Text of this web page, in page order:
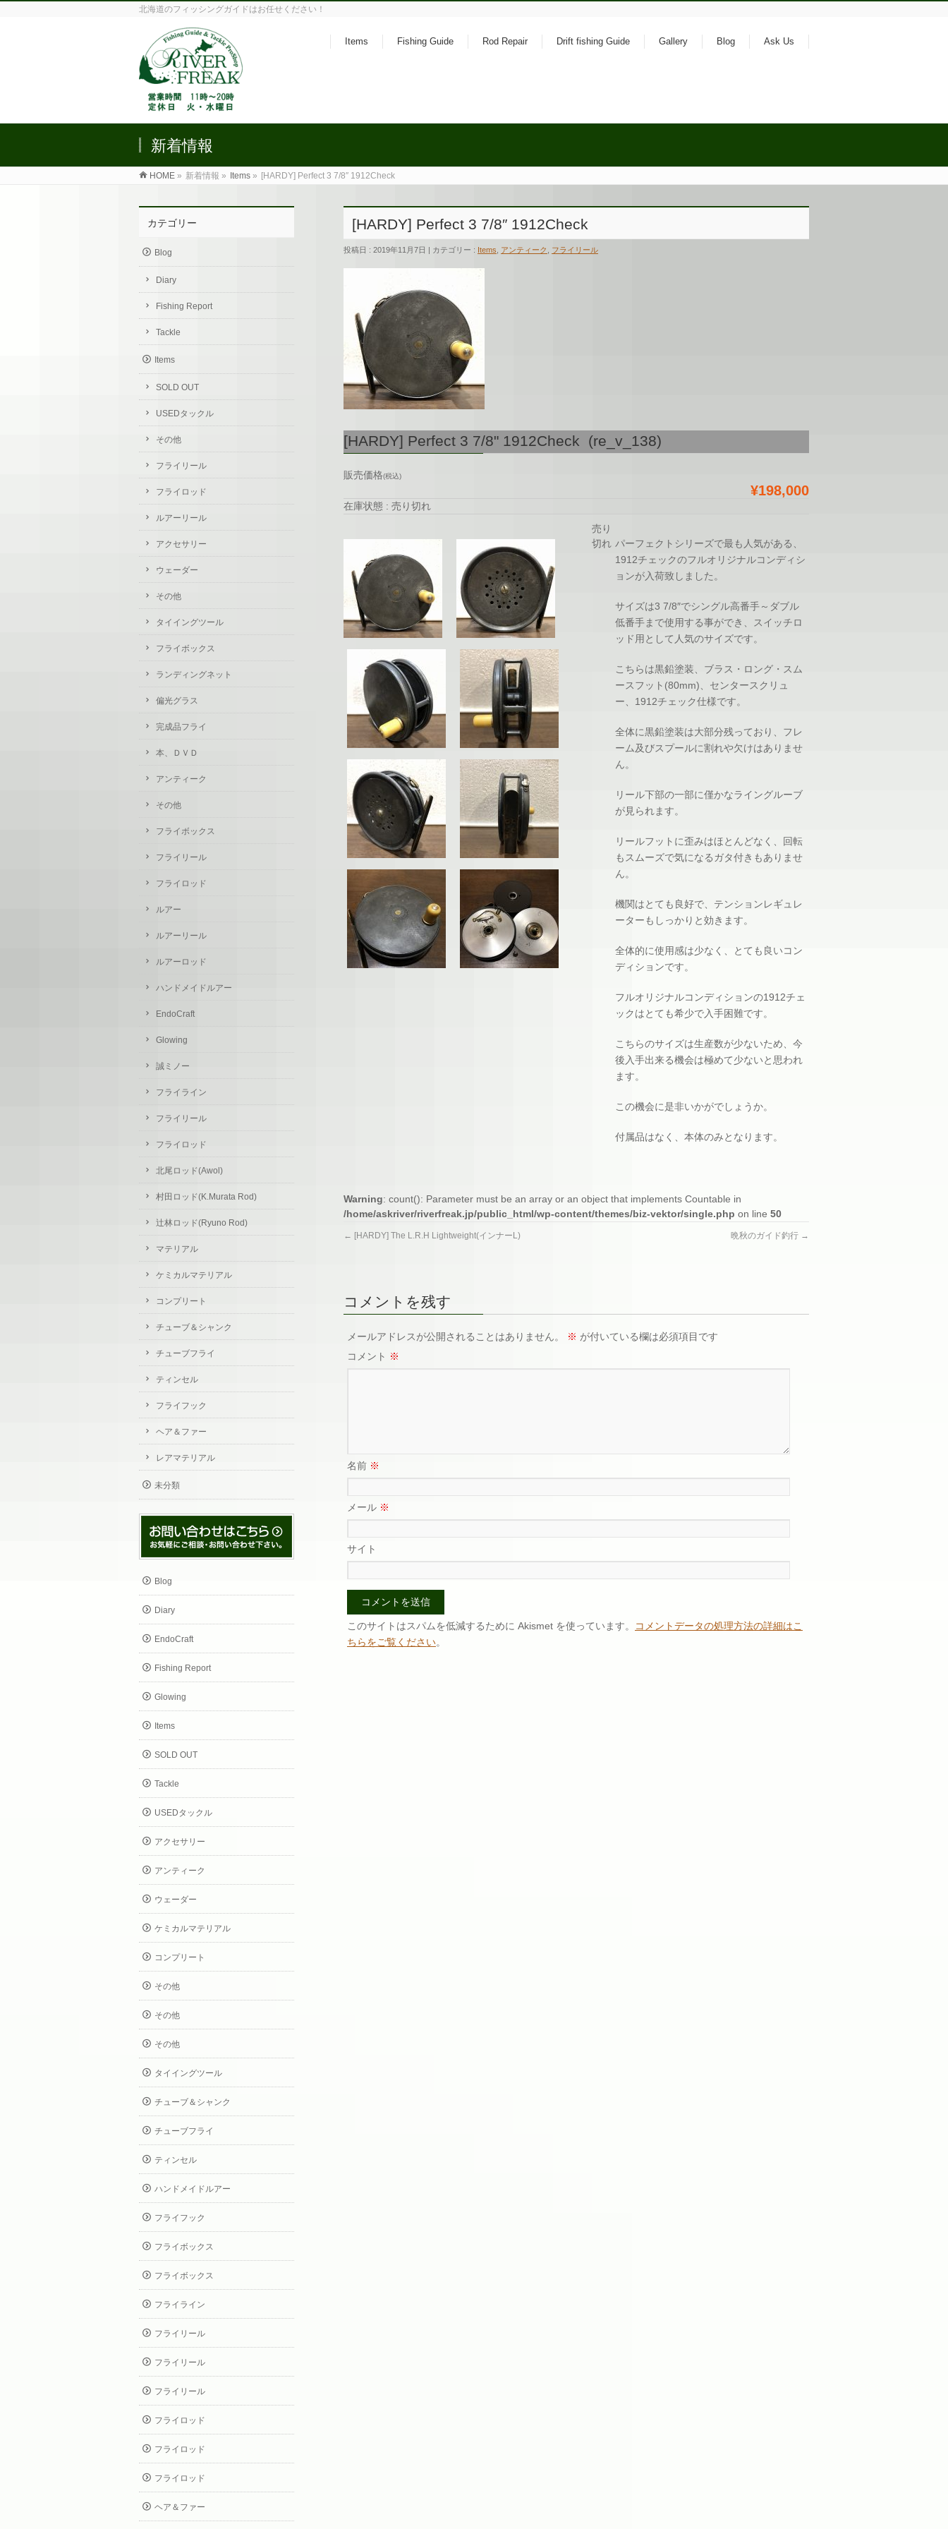
北海道のフィッシングガイドはお任せください！
Items Fishing Guide Rod Repair Drift fishing Guide Gallery Blog Ask Us
新着情報
HOME » 新着情報 » Items » [HARDY] Perfect 3 7/8″ 1912Check
[HARDY] Perfect 3 7/8″ 1912Check
投稿日 : 2019年11月7日 | カテゴリー : Items アンティーク フライリール
[HARDY] Perfect 3 7/8" 1912Check (re_v_138)
販売価格(税込)
¥198,000
在庫状態 : 売り切れ
パーフェクトシリーズで最も人気がある、
1912チェックのフルオリジナルコンディシ
ョンが入荷致しました。
サイズは3 7/8″でシングル高番手～ダブル
低番手まで使用する事ができ、スイッチロ
ッド用として人気のサイズです。
こちらは黒鉛塗装、ブラス・ロング・スム
ースフット(80mm)、センタースクリュ
ー、1912チェック仕様です。
全体に黒鉛塗装は大部分残っており、フレ
ーム及びスプールに割れや欠けはありませ
ん。
リール下部の一部に僅かなライングルーブ
が見られます。
リールフットに歪みはほとんどなく、回転
もスムーズで気になるガタ付きもありませ
ん。
機関はとても良好で、テンションレギュレ
ーターもしっかりと効きます。
全体的に使用感は少なく、とても良いコン
ディションです。
フルオリジナルコンディションの1912チェ
ックはとても希少で入手困難です。
こちらのサイズは生産数が少ないため、今
後入手出来る機会は極めて少ないと思われ
ます。
この機会に是非いかがでしょうか。
付属品はなく、本体のみとなります。
売り
切れ
Warning: count(): Parameter must be an array or an object that implements Countable in
/home/askriver/riverfreak.jp/public_html/wp-content/themes/biz-vektor/single.php on line 50
← [HARDY] The L.R.H Lightweight(インナーL) 晩秋のガイド釣行 →
コメントを残す
メールアドレスが公開されることはありません。 ※ が付いている欄は必須項目です
コメント ※
名前 ※
メール ※
サイト
このサイトはスパムを低減するために Akismet を使っています。
コメントデータの処理方法の詳細はこ
ちらをご覧ください。
カテゴリー
Blog
Diary
Fishing Report
Tackle
Items
SOLD OUT
USEDタックル
その他
フライリール
フライロッド
ルアーリール
アクセサリー
ウェーダー
その他
タイイングツール
フライボックス
ランディングネット
偏光グラス
完成品フライ
本、ＤＶＤ
アンティーク
その他
フライボックス
フライリール
フライロッド
ルアー
ルアーリール
ルアーロッド
ハンドメイドルアー
EndoCraft
Glowing
誠ミノー
フライライン
フライリール
フライロッド
北尾ロッド(Awol)
村田ロッド(K.Murata Rod)
辻林ロッド(Ryuno Rod)
マテリアル
ケミカルマテリアル
コンプリート
チューブ＆シャンク
チューブフライ
ティンセル
フライフック
ヘア＆ファー
レアマテリアル
未分類
Blog
Diary
EndoCraft
Fishing Report
Glowing
Items
SOLD OUT
Tackle
USEDタックル
アクセサリー
アンティーク
ウェーダー
ケミカルマテリアル
コンプリート
その他
その他
その他
タイイングツール
チューブ＆シャンク
チューブフライ
ティンセル
ハンドメイドルアー
フライフック
フライボックス
フライボックス
フライライン
フライリール
フライリール
フライリール
フライロッド
フライロッド
フライロッド
ヘア＆ファー